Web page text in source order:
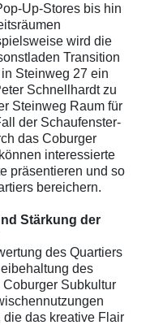
Up-Stores bis hin
wird die
Transition
Steinweg 27 ein
Schnellhardt zu
Steinweg Raum für
der Schaufenster-
das Coburger
interessierte
präsentieren und so
bereichern.
Stärkung der
des Quartiers
des
Subkultur
das kreative Flair